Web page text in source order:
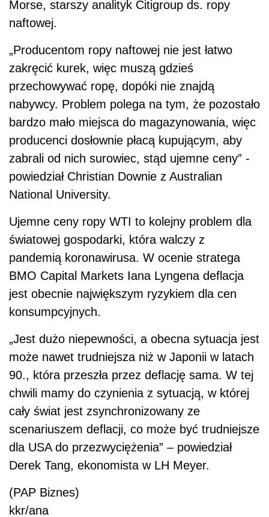
Morse, starszy analityk Citigroup ds. ropy
naftowej.
„Producentom ropy naftowej nie jest łatwo
zakręcić kurek, więc muszą gdzieś
przechowywać ropę, dopóki nie znajdą
nabywcy. Problem polega na tym, że pozostało
bardzo mało miejsca do magazynowania, więc
producenci dosłownie płacą kupującym, aby
zabrali od nich surowiec, stąd ujemne ceny” -
powiedział Christian Downie z Australian
National University.
Ujemne ceny ropy WTI to kolejny problem dla
światowej gospodarki, która walczy z
pandemią koronawirusa. W ocenie stratega
BMO Capital Markets Iana Lyngena deflacja
jest obecnie największym ryzykiem dla cen
konsumpcyjnych.
„Jest dużo niepewności, a obecna sytuacja jest
może nawet trudniejsza niż w Japonii w latach
90., która przeszła przez deflację sama. W tej
chwili mamy do czynienia z sytuacją, w której
cały świat jest zsynchronizowany ze
scenariuszem deflacji, co może być trudniejsze
dla USA do przezwyciężenia” – powiedział
Derek Tang, ekonomista w LH Meyer.
(PAP Biznes)
kkr/ana